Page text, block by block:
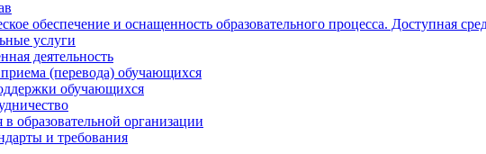
обеспечение и оснащенность образовательного процесса. Доступная
услуги
деятельность
(перевода) обучающихся
обучающихся
образовательной организации
и требования